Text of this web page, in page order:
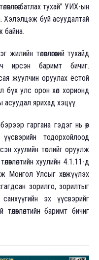
батлах тухай” УИХ-ын
Хэлэлцэж буй асуудалтай
байна.
жилийн төлөвлөгөөний тухайд
ирсэн баримт бичиг.
жуулчин оруулах ёстой
бүх улс орон хөл хорионд
ярихад хэцүү.
гаргана гэдэг нь өөрөө
тодорхойлоод
хуулийн төслийг оруулж
хуулийн 4.1.11-д
гэж Монгол Улсыг хөгжүүлэх
зорилго, зорилтыг
эх үүсвэрийг
баримт бичиг